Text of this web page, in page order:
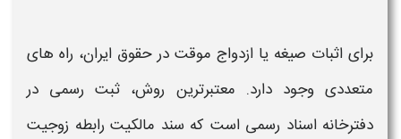
برای اثبات صیغه یا ازدواج موقت در حقوق ایران، راه های
متعددی وجود دارد. معتبرترین روش، ثبت رسمی در
دفترخانه اسناد رسمی است که سند مالکیت رابطه زوجیت